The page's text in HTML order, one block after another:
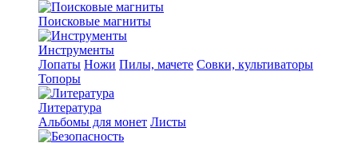
Поисковые магниты
Инструменты
Лопаты Ножи Пилы, мачете Совки, культиваторы
Топоры
Литература
Альбомы для монет Листы